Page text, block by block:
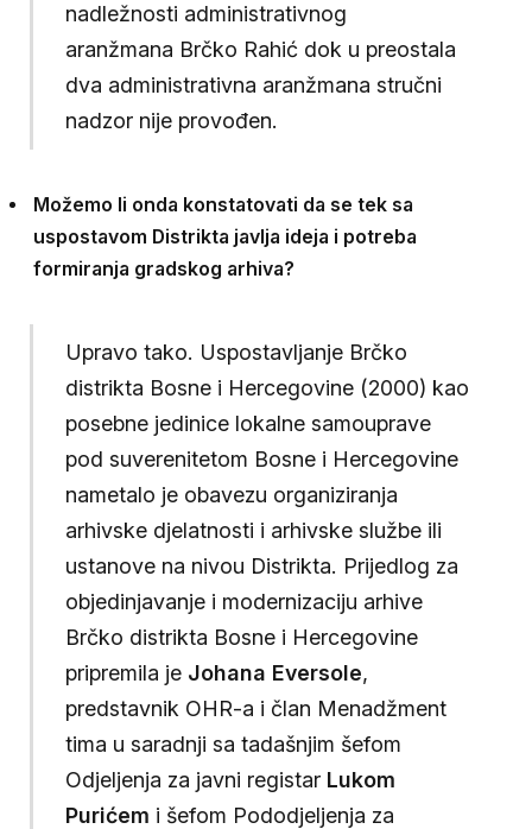
nadležnosti administrativnog
aranžmana Brčko Rahić dok u preostala
dva administrativna aranžmana stručni
nadzor nije provođen.
Možemo li onda konstatovati da se tek sa
uspostavom Distrikta javlja ideja i potreba
formiranja gradskog arhiva?
Upravo tako. Uspostavljanje Brčko
distrikta Bosne i Hercegovine (2000) kao
posebne jedinice lokalne samouprave
pod suverenitetom Bosne i Hercegovine
nametalo je obavezu organiziranja
arhivske djelatnosti i arhivske službe ili
ustanove na nivou Distrikta. Prijedlog za
objedinjavanje i modernizaciju arhive
Brčko distrikta Bosne i Hercegovine
pripremila je Johana Eversole,
predstavnik OHR-a i član Menadžment
tima u saradnji sa tadašnjim šefom
Odjeljenja za javni registar Lukom
Purićem i šefom Pododjeljenja za